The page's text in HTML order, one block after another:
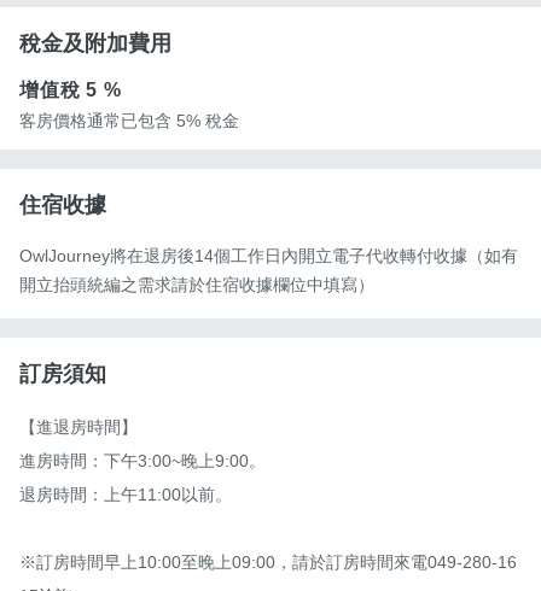
稅金及附加費用
增值稅5 %
客房價格通常已包含 5% 稅金
住宿收據
OwlJourney將在退房後14個工作日內開立電子代收轉付收據（如有
開立抬頭統編之需求請於住宿收據欄位中填寫）
訂房須知
【進退房時間】
進房時間：下午3:00~晚上9:00。
退房時間：上午11:00以前。
※訂房時間早上10:00至晚上09:00，請於訂房時間來電049-280-16